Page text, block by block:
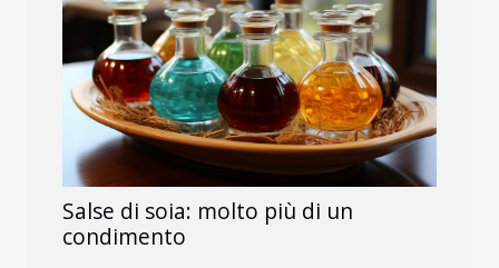
Salse di soia: molto più di un
condimento